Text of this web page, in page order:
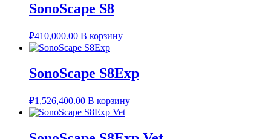
SonoScape S8
₽410,000.00 В корзину
SonoScape S8Exp
₽1,526,400.00 В корзину